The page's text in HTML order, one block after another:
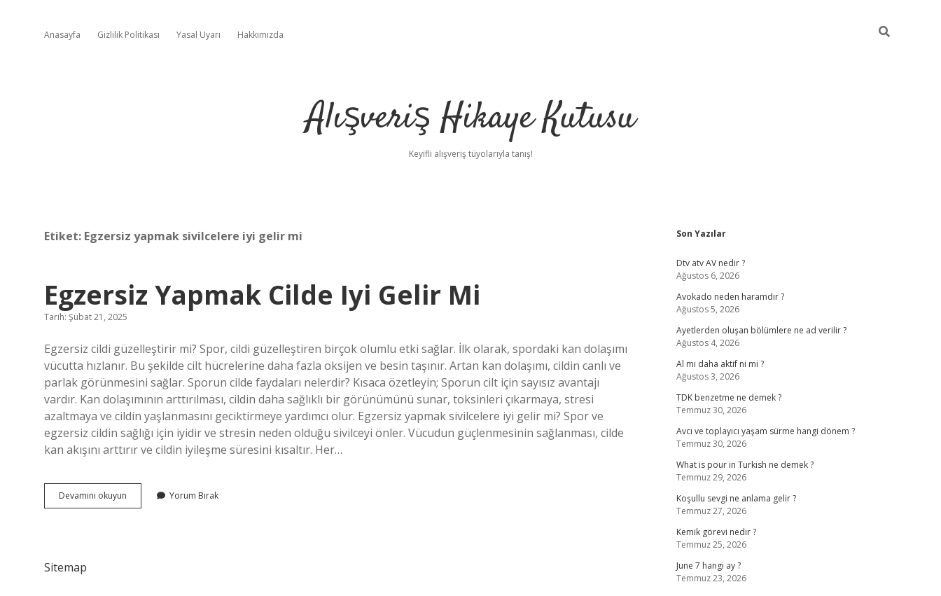
Anasayfa Gizlilik Politikası Yasal Uyarı Hakkımızda
Alışveriş Hikaye Kutusu
Keyifli alışveriş tüyolarıyla tanış!
Etiket: Egzersiz yapmak sivilcelere iyi gelir mi
Egzersiz Yapmak Cilde Iyi Gelir Mi
Tarih: Şubat 21, 2025
Egzersiz cildi güzelleştirir mi? Spor, cildi güzelleştiren birçok olumlu etki sağlar. İlk olarak, spordaki kan dolaşımı
vücutta hızlanır. Bu şekilde cilt hücrelerine daha fazla oksijen ve besin taşınır. Artan kan dolaşımı, cildin canlı ve
parlak görünmesini sağlar. Sporun cilde faydaları nelerdir? Kısaca özetleyin; Sporun cilt için sayısız avantajı
vardır. Kan dolaşımının arttırılması, cildin daha sağlıklı bir görünümünü sunar, toksinleri çıkarmaya, stresi
azaltmaya ve cildin yaşlanmasını geciktirmeye yardımcı olur. Egzersiz yapmak sivilcelere iyi gelir mi? Spor ve
egzersiz cildin sağlığı için iyidir ve stresin neden olduğu sivilceyi önler. Vücudun güçlenmesinin sağlanması, cilde
kan akışını arttırır ve cildin iyileşme süresini kısaltır. Her…
Devamını okuyun Egzersiz
Yapmak
Yorum Bırak
Sitemap
Sidebar
Son Yazılar
Dtv atv AV nedir ?
Ağustos 6, 2026
Avokado neden haramdır ?
Ağustos 5, 2026
Ayetlerden oluşan bölümlere ne ad verilir ?
Ağustos 4, 2026
Al mı daha aktif ni mi ?
Ağustos 3, 2026
TDK benzetme ne demek ?
Temmuz 30, 2026
Avcı ve toplayıcı yaşam sürme hangi dönem ?
Temmuz 30, 2026
What is pour in Turkish ne demek ?
Temmuz 29, 2026
Koşullu sevgi ne anlama gelir ?
Temmuz 27, 2026
Kemik görevi nedir ?
Temmuz 25, 2026
June 7 hangi ay ?
Temmuz 23, 2026